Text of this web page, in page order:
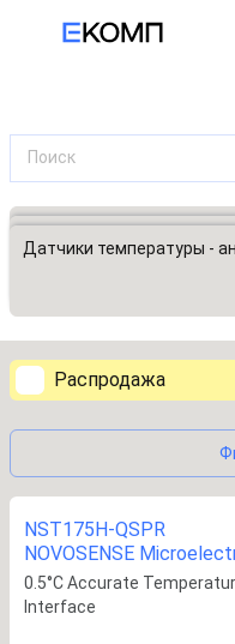
Все категории
Датчики, преобразователи
Датчики температуры -
Распродажа
NST175H-QSPR
NOVOSENSE
0.5°C Accurate
Interface